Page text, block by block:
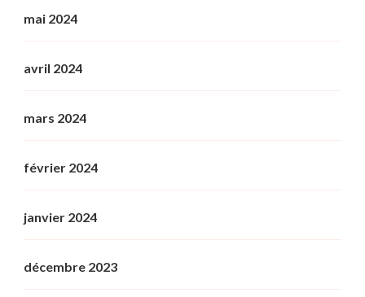
mai 2024
avril 2024
mars 2024
février 2024
janvier 2024
décembre 2023